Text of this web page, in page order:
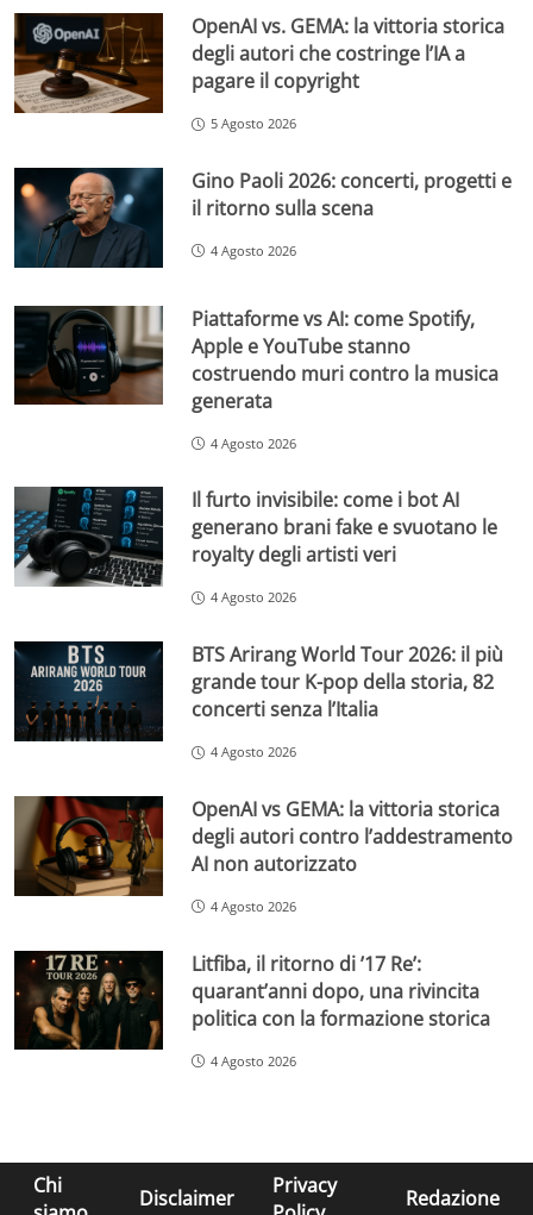
OpenAI vs. GEMA: la vittoria storica
degli autori che costringe l’IA a
pagare il copyright
5 Agosto 2026
Gino Paoli 2026: concerti, progetti e
il ritorno sulla scena
4 Agosto 2026
Piattaforme vs AI: come Spotify,
Apple e YouTube stanno
costruendo muri contro la musica
generata
4 Agosto 2026
Il furto invisibile: come i bot AI
generano brani fake e svuotano le
royalty degli artisti veri
4 Agosto 2026
BTS Arirang World Tour 2026: il più
grande tour K-pop della storia, 82
concerti senza l’Italia
4 Agosto 2026
OpenAI vs GEMA: la vittoria storica
degli autori contro l’addestramento
AI non autorizzato
4 Agosto 2026
Litfiba, il ritorno di ’17 Re’:
quarant’anni dopo, una rivincita
politica con la formazione storica
4 Agosto 2026
Chi
Disclaimer
Privacy
Redazione